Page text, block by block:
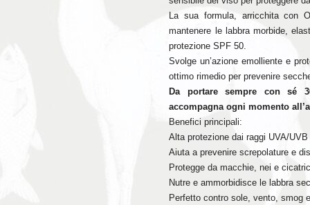
La sua formula, arricchita con
mantenere le labbra morbide,
protezione SPF 50.
Svolge un’azione emolliente e
ottimo rimedio per prevenire
Da portare sempre con sé
accompagna ogni momento
Benefici principali:
Alta protezione dai raggi UVA/
Aiuta a prevenire screpolature e
Protegge da macchie, nei e
Nutre e ammorbidisce le labbra
Perfetto contro sole, vento, smog